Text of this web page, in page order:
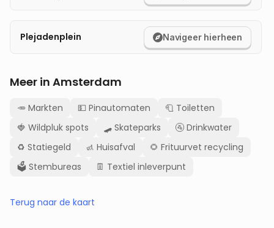
Plejadenplein Navigeer hierheen
Meer in Amsterdam
🥕 Markten 💵 Pinautomaten 🧻 Toiletten
🍓 Wildpluk spots 🛹 Skateparks 🚰 Drinkwater
♻️ Statiegeld 🚮 Huisafval 🌻 Frituurvet recycling
🗳️ Stembureas 👖 Textiel inleverpunt
Terug naar de kaart